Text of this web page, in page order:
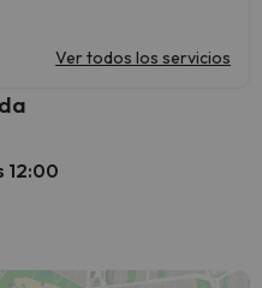
Ver todos los servicios
12:00